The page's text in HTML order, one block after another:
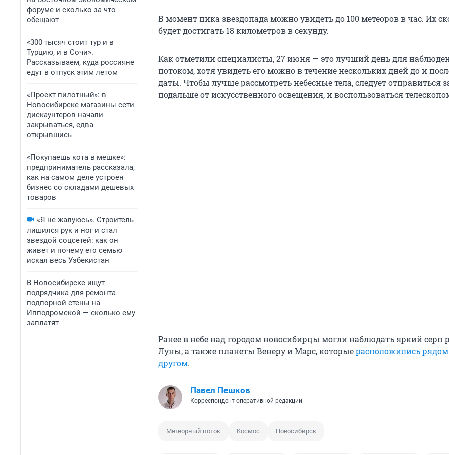
форуме и сколько за что
обещают
«300 тысяч стоит тур и в
Турцию, и в Сочи».
Рассказываем, куда россияне
едут в отпуск этим летом
«Проект пилотный»: в
Новосибирске магазины сети
дискаунтеров начали
закрываться, едва
открывшись
«Покупаешь кота в мешке»:
предприниматель рассказала,
как на самом деле устроен
бизнес со складами дешевых
товаров
«Я не жалуюсь». Строитель
лишился рук и ног и стал
звездой соцсетей: как он
живет и почему его семью
искал весь Узбекистан
В Новосибирске ищут
подрядчика для ремонта
подпорной стены на
Ипподромской — сколько ему
заплатят
В момент пика звездопада можно увидеть до 100 метеоров в час. Их
будет достигать 18 километров в секунду.
Как отметили специалисты, 27 июня — это лучший день для
потоком, хотя увидеть его можно в течение нескольких дней до и
даты. Чтобы лучше рассмотреть небесные тела, следует отправиться
подальше от искусственного освещения, и воспользоваться
Ранее в небе над городом новосибирцы могли наблюдать яркий серп
Луны, а также планеты Венеру и Марс, которыерасположились рядом
другом.
Павел Пешков
Корреспондент оперативной редакции
Метеорный поток Космос Новосибирск